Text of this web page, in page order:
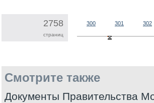
2758
страниц
300 301 302
Смотрите также
Документы Правительства